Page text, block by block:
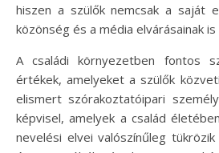
hiszen a szülők nemcsak a saját
közönség és a média elvárásainak
A családi környezetben fontos
értékek, amelyeket a szülők
elismert szórakoztatóipari
képvisel, amelyek a család
nevelési elvei valószínűleg